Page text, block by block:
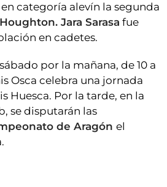
categoría alevín la segunda
Jara Sarasa fue
en cadetes.
por la mañana, de 10 a
Osca celebra una jornada
Huesca. Por la tarde, en la
se disputarán las
de Aragón el